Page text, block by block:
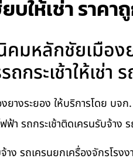
บให้เช่า ราคา
มหลักชัยเมือง
ระเช้าให้เช่า
างระยอง ให้บริการโดย บจ
า รถกระเช้าติดเครนรับจ้าง ร
จ้าง รถเครนยกเครื่องจักร